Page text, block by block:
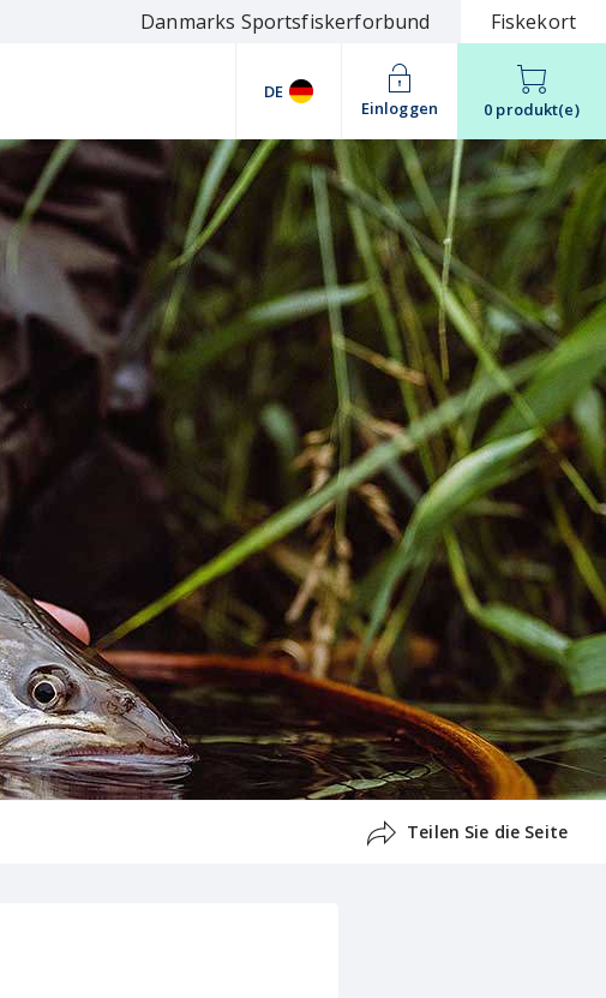
Danmarks Sportsfiskerforbund Fiskekort
DE
Einloggen
0 produkt(e)
Teilen Sie die Seite